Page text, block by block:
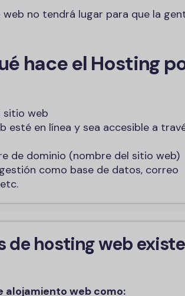
no tendrá lugar para que la
hace el Hosting
sitio web
esté en línea y sea accesible a
de dominio (nombre del sitio web)
como base de datos, correo
de hosting web
alojamiento web como: